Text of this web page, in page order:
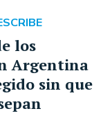
los
Argentina
sin que